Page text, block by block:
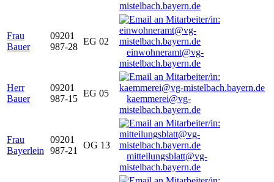
mistelbach.bayern.de
Frau
Bauer
09201
987-28
EG 02
einwohneramt@vg-
mistelbach.bayern.de
Herr
Bauer
09201
987-15
EG 05
kaemmerei@vg-
mistelbach.bayern.de
Frau
Bayerlein
09201
987-21
OG 13
mitteilungsblatt@vg-
mistelbach.bayern.de